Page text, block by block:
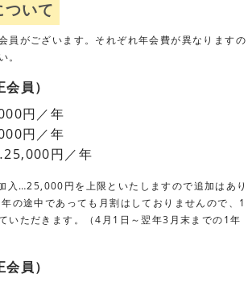
ついて
員がございます。それぞれ年会費が異なりますの
。
員）
円／年
円／年
円／年
入…25,000円を上限といたしますので追加はあり
の途中であっても月割はしておりませんので、1
いただきます。（4月1日～翌年3月末までの1年
員）